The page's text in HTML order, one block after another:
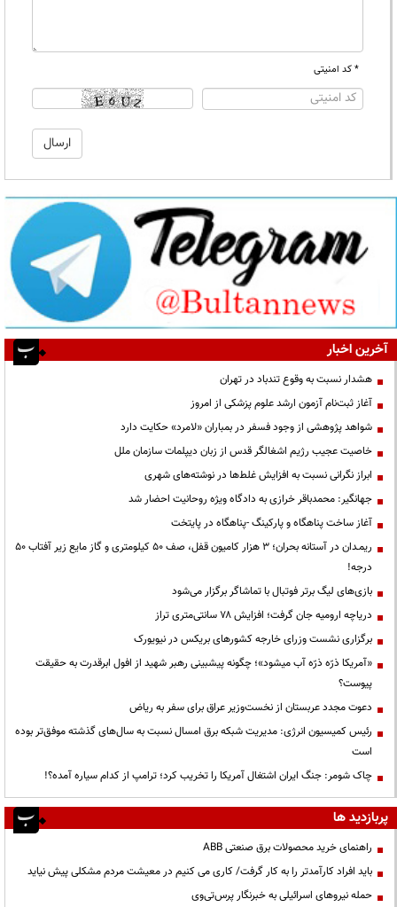
* کد امنیتی
آخرین اخبار
هشدار نسبت به وقوع تندباد در تهران
آغاز ثبت‌نام آزمون ارشد علوم پزشکی از امروز
شواهد پژوهشی از وجود فسفر در بمباران «لامرد» حکایت دارد
خاصیت عجیب رژیم اشغالگر قدس از زبان دیپلمات سازمان ملل
ابراز نگرانی نسبت به افزایش غلط‌ها در نوشته‌های شهری
جهانگیر: محمدباقر خرازی به دادگاه ویژه روحانیت احضار شد
آغاز ساخت پناهگاه و پارکینگ -پناهگاه در پایتخت
ریمـدان در آستانه بحران؛ ۳ هزار کامیون قفل، صف ۵۰ کیلومتری و گاز مایع زیر آفتاب ۵۰
درجه!
بازی‌های لیگ برتر فوتبال با تماشاگر برگزار می‌شود
دریاچه ارومیه جان گرفت؛ افزایش ۷۸ سانتی‌متری تراز
برگزاری نشست وزرای خارجه کشورهای بریکس در نیویورک
«آمریکا ذرّه ذرّه آب میشود»؛ چگونه پیشبینی رهبر شهید از افول ابرقدرت به حقیقت
پیوست؟
دعوت مجدد عربستان از نخست‌وزیر عراق برای سفر به ریاض
رئیس کمیسیون انرژی: مدیریت شبکه برق امسال نسبت به سال‌های گذشته موفق‌تر بوده
است
چاک شومر: جنگ ایران اشتغال آمریکا را تخریب کرد؛ ترامپ از کدام سیاره آمده؟!
پربازدید ها
راهنمای خرید محصولات برق صنعتی ABB
باید افراد کارآمدتر را به کار گرفت/ کاری می کنیم در معیشت مردم مشکلی پیش نیاید
حمله نیروهای اسرائیلی به خبرنگار پرس‌تی‌وی